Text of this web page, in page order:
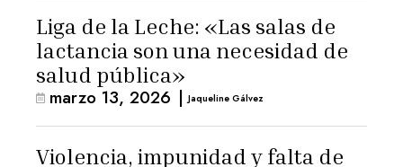
Liga de la Leche: «Las salas de
lactancia son una necesidad de
salud pública»
marzo 13, 2026 | Jaqueline Gálvez
Violencia, impunidad y falta de